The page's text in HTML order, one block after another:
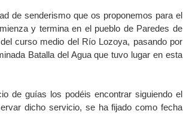
de senderismo que os proponemos para el
y termina en el pueblo de Paredes de
curso medio del Río Lozoya, pasando por
Batalla del Agua que tuvo lugar en esta
de guías los podéis encontrar siguiendo el
dicho servicio, se ha fijado como fecha